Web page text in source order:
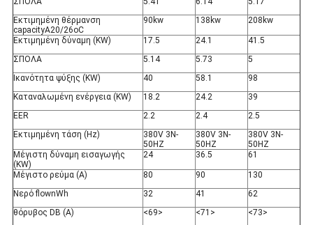
Εκτιμημένη θέρμανση
capacityA20/26oC
90kw 138kw 208kw
Εκτιμημένη δύναμη (KW) 17.5 24.1
41.5
ΣΠΟΛΑ
5.14 5.73
5
Ικανότητα ψύξης (KW)
40 58.1
98
Καταναλωμένη ενέργεια (KW)
18.2 24.2
39
EER
2.2 2.4
2.5
Εκτιμημένη τάση (Hz)
380V 3N-
50HZ
380V 3N-
50HZ
380V 3N-
50HZ
Μέγιστη δύναμη εισαγωγής
(KW)
24 36.5 61
Μέγιστο ρεύμα (Α) 80 90
130
Νερό flownWh
32 41
62
θόρυβος DB (Α) <69> <71>
<73>